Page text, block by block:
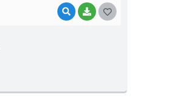
VISUALIZAR
BAIXAR